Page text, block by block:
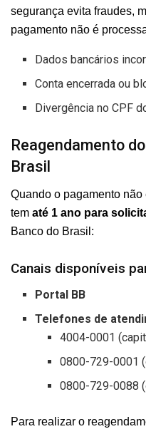
segurança evita fraudes,
pagamento não é
Dados bancários
Conta encerrada ou
Divergência no CPF
Reagendamento
Brasil
Quando o pagamento
tem até 1 ano para
Banco do Brasil:
Canais disponíveis
Portal BB
Telefones de
4004-0001
0800-729-0001
0800-729-0088
Para realizar o